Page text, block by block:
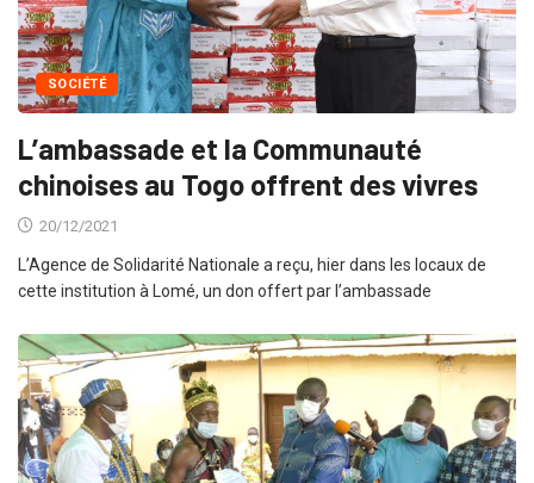
SOCIÉTÉ
L’ambassade et la Communauté
chinoises au Togo offrent des vivres
20/12/2021
L’Agence de Solidarité Nationale a reçu, hier dans les locaux de
cette institution à Lomé, un don offert par l’ambassade